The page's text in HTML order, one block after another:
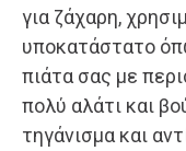
για ζάχαρη,
υποκατάστατο
πιάτα σας με
πολύ αλάτι και
τηγάνισμα και